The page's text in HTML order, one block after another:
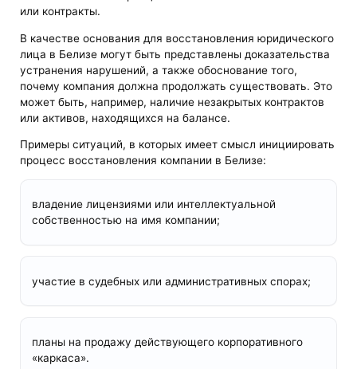
или контракты.
В качестве основания для восстановления юридического
лица в Белизе могут быть представлены доказательства
устранения нарушений, а также обоснование того,
почему компания должна продолжать существовать. Это
может быть, например, наличие незакрытых контрактов
или активов, находящихся на балансе.
Примеры ситуаций, в которых имеет смысл инициировать
процесс восстановления компании в Белизе:
владение лицензиями или интеллектуальной
собственностью на имя компании;
участие в судебных или административных спорах;
планы на продажу действующего корпоративного
«каркаса».